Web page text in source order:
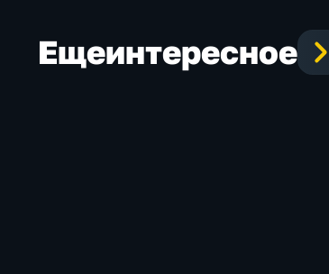
Ещеинтересное